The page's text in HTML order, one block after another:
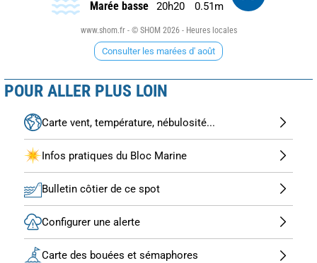
Marée basse 20h20 0.51m
www.shom.fr - © SHOM 2026 - Heures locales
Consulter les marées d' août
POUR ALLER PLUS LOIN
Carte vent, température, nébulosité...
Infos pratiques du Bloc Marine
Bulletin côtier de ce spot
Configurer une alerte
Carte des bouées et sémaphores